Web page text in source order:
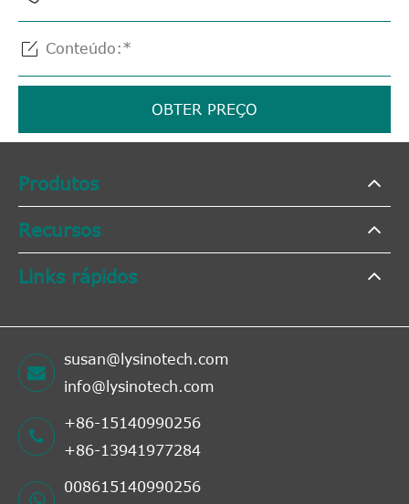

OBTER PREÇO
Produtos
Recursos
Links rápidos
susan@lysinotech.com
info@lysinotech.com
+86-15140990256
+86-13941977284
008615140990256